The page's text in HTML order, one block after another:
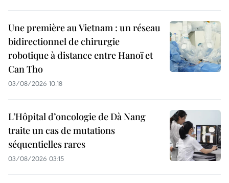
Une première au Vietnam : un réseau
bidirectionnel de chirurgie
robotique à distance entre Hanoï et
Can Tho
03/08/2026 10:18
L’Hôpital d’oncologie de Dà Nang
traite un cas de mutations
séquentielles rares
03/08/2026 03:15